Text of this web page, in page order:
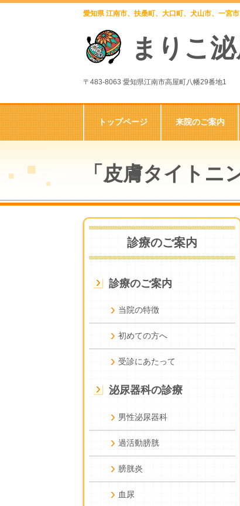
愛知県 江南市、扶桑町、大口町、犬山市、一宮
まりこ
〒483-8063 愛知県江南市高屋町八幡29番地1
トップページ 来院のご案内
「皮膚タイトニ
診療のご案内
診療のご案内
当院の特徴
初めての方へ
受診にあたって
泌尿器科の診療
男性泌尿器科
過活動膀胱
膀胱炎
血尿